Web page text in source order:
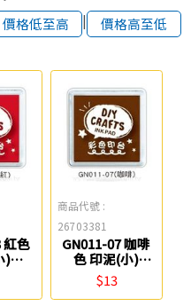
價格低至高 | 價格高至低
紅色
)
商品代號 :
26703381
GN011-07 咖啡
色 印泥(小)
SEASON
$13